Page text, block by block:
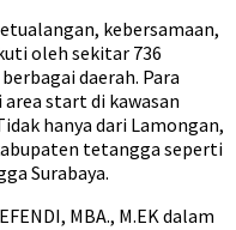
kebersamaan,
oleh sekitar 736
daerah. Para
start di kawasan
hanya dari Lamongan,
tetangga seperti
Surabaya.
MBA., M.EK dalam